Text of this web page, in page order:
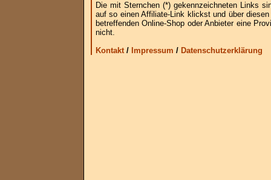
Die mit Sternchen (*) gekennzeichneten Links
auf so einen Affiliate-Link klickst und über
betreffenden Online-Shop oder Anbieter eine
nicht.
Kontakt/ Impressum / Datenschutzerklärung